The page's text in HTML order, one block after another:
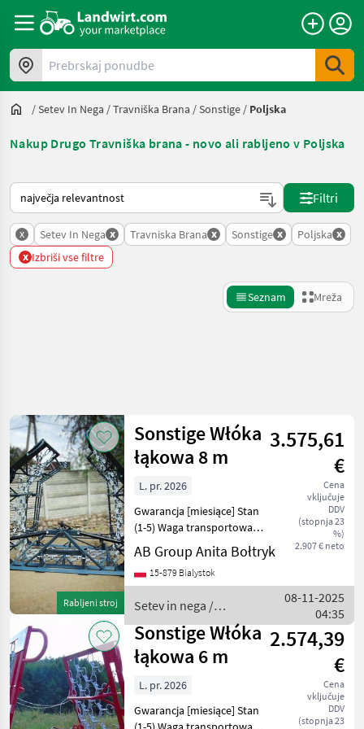
Prebrskaj ponudbe
/Setev In Nega /Travniška Brana /Sonstige / Poljska
Nakup Drugo Travniška brana - novo ali rabljeno v Poljska
Tako je razvrščeno na Landwirt.com
Filtri
x Setev In Nega x Travniska Brana x Sonstige x Poljska x
x Izbriši vse filtre
Seznam Mreža
Kategorija 4 Država 1 Filtri
TRENUTNA
POT
Kmetijska
tehnika
Setev
In
Travniska
Sonstige
IZBERITE
KATEGORIJO
Sonstige
Ponastavi
Prikaži 7
rezultatov
Rabljeni stroj
Sonstige Włóka
łąkowa 8 m
3.575,61
€
Cena
vključuje
DDV
(stopnja 23
%)
2.907 € neto
L. pr. 2026
Gwarancja [miesiące] Stan
(1-5) Waga transportowa
[kg] Włóka łąkowa 8 m -
Szerokość robocza: 8 m -
Ilość pól: 4 - Ilość rzędów: 3
AB Group Anita Bołtryk
15-879 Bialystok
Setev in nega /
Sonstige
08-11-2025
04:35
Sonstige Włóka
łąkowa 6 m
2.574,39
€
Cena
vključuje
DDV
(stopnja 23
L. pr. 2026
Gwarancja [miesiące] Stan